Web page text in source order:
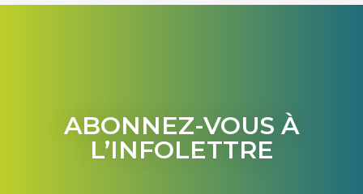
ABONNEZ-VOUS À
L’INFOLETTRE